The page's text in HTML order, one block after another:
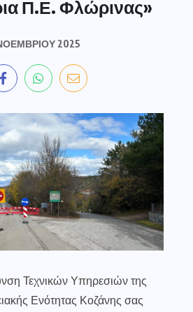
Π.Ε. Φλώρινας»
2025
Τεχνικών Υπηρεσιών της
Ενότητας Κοζάνης σας